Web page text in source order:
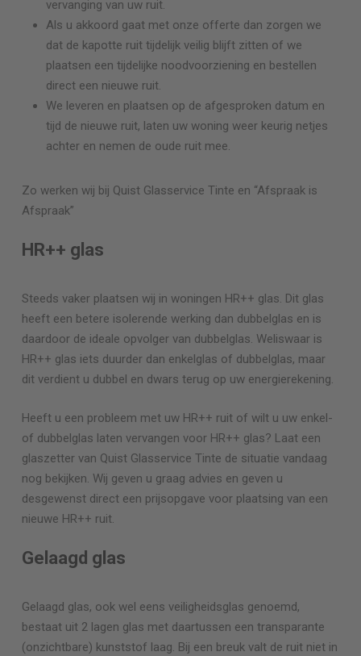
vervanging van uw ruit.
Als u akkoord gaat met onze offerte dan zorgen we
dat de kapotte ruit tijdelijk veilig blijft zitten of we
plaatsen een tijdelijke noodvoorziening en bestellen
direct een nieuwe ruit.
We leveren en plaatsen op de afgesproken datum en
tijd de nieuwe ruit, laten uw woning weer keurig netjes
achter en nemen de oude ruit mee.
Zo werken wij bij Quist Glasservice Tinte en “Afspraak is
Afspraak”
HR++ glas
Steeds vaker plaatsen wij in woningen HR++ glas. Dit glas
heeft een betere isolerende werking dan dubbelglas en is
daardoor de ideale opvolger van dubbelglas. Weliswaar is
HR++ glas iets duurder dan enkelglas of dubbelglas, maar
dit verdient u dubbel en dwars terug op uw energierekening.
Heeft u een probleem met uw HR++ ruit of wilt u uw enkel-
of dubbelglas laten vervangen voor HR++ glas? Laat een
glaszetter van Quist Glasservice Tinte de situatie vandaag
nog bekijken. Wij geven u graag advies en geven u
desgewenst direct een prijsopgave voor plaatsing van een
nieuwe HR++ ruit.
Gelaagd glas
Gelaagd glas, ook wel eens veiligheidsglas genoemd,
bestaat uit 2 lagen glas met daartussen een transparante
(onzichtbare) kunststof laag. Bij een breuk valt de ruit niet in